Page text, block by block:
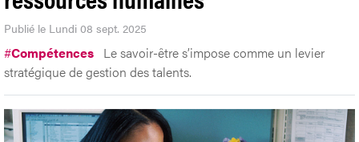
Publié le Lundi 08 sept. 2025
#Compétences Le savoir-être s’impose comme un levier
stratégique de gestion des talents.